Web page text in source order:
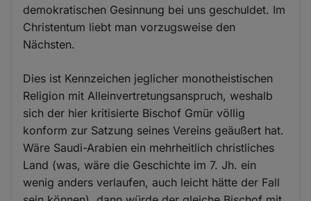
demokratischen Gesinnung bei uns geschuldet. Im
Christentum liebt man vorzugsweise den
Nächsten.
Dies ist Kennzeichen jeglicher monotheistischen
Religion mit Alleinvertretungsanspruch, weshalb
sich der hier kritisierte Bischof Gmür völlig
konform zur Satzung seines Vereins geäußert hat.
Wäre Saudi-Arabien ein mehrheitlich christliches
Land (was, wäre die Geschichte im 7. Jh. ein
wenig anders verlaufen, auch leicht hätte der Fall